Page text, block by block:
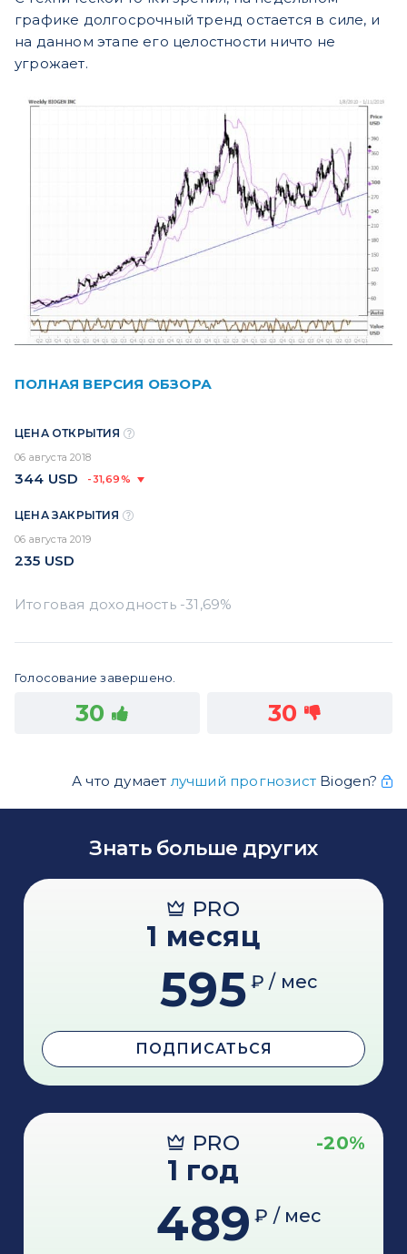
графике долгосрочный тренд остается в силе, и
на данном этапе его целостности ничто не
угрожает.
ПОЛНАЯ ВЕРСИЯ ОБЗОРА
ЦЕНА ОТКРЫТИЯ
06 августа 2018
344 USD -31,69%
ЦЕНА ЗАКРЫТИЯ
06 августа 2019
235 USD
Голосование завершено.
30 30
А что думает лучший прогнозистBiogen?
Знать больше других
PRO
1 месяц
595 ₽ / мес
ПОДПИСАТЬСЯ
PRO -20%
1 год
489 ₽ / мес